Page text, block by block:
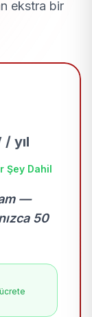
ekstra bir
/ yıl
Şey Dahil
—
50